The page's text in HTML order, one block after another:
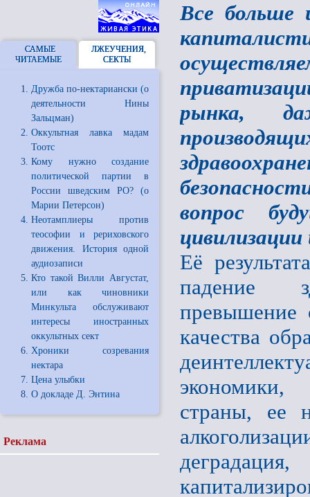
САМЫЕ
ЧИТАЕМЫЕ
ЛЖЕУЧЕНИЯ,
СЕКТЫ
Дружба по-нектариански (о
деятельности Нины
Зальцман)
Оккультная лавка мадам
Тоотс
Кому нужно создание
политической партии в
России шведским РО? (о
Марии Петерсон)
Неотамплиеры против
теософии и рериховского
движения. История одной
аудиозаписи
Кто такой Вилли Августат,
или как чиновники
Минкульта обслуживают
интересы иностранных
оккультных сект
Хроники созревания
нектара
Цена улыбки
О докладе Д. Энтина
Реклама
Все больше
рынка,
вопрос
Её
падение
превышение
качества
экономики,
страны, ее